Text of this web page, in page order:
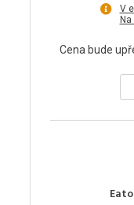
V
Cena bude